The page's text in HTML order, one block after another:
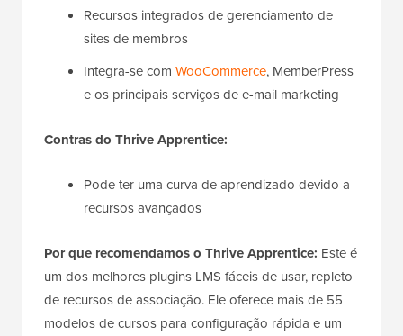
Recursos integrados de gerenciamento de
sites de membros
Integra-se com WooCommerce, MemberPress
e os principais serviços de e-mail marketing
Contras do Thrive Apprentice:
Pode ter uma curva de aprendizado devido a
recursos avançados
Por que recomendamos o Thrive Apprentice: Este é
um dos melhores plugins LMS fáceis de usar, repleto
de recursos de associação. Ele oferece mais de 55
modelos de cursos para configuração rápida e um